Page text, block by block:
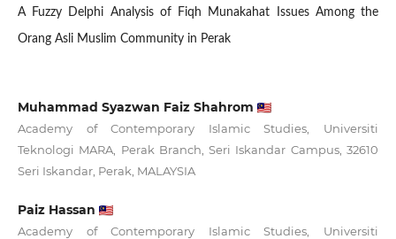
A Fuzzy Delphi Analysis of Fiqh Munakahat Issues Among the
Orang Asli Muslim Community in Perak
Muhammad Syazwan Faiz Shahrom
Academy of Contemporary Islamic Studies, Universiti
Teknologi MARA, Perak Branch, Seri Iskandar Campus, 32610
Seri Iskandar, Perak, MALAYSIA
Paiz Hassan
Academy of Contemporary Islamic Studies, Universiti